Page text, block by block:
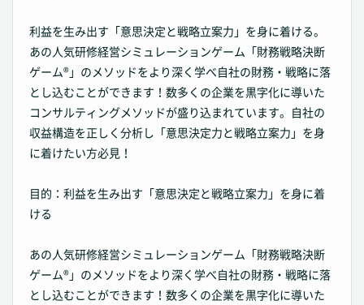
利益を生み出す「意思決定と戦略立案力」を身に着ける。
あの人気研修経営シミュレーションゲーム「財務戦略決断
ゲーム®」のメソッドをより深く学べ自社の財務・戦略に落
とし込むことができます！数多くの企業を黒字化に導いた
コンサルティングメソッドが盛り込まれています。自社の
収益構造を正しく分析し「意思決定力と戦略立案力」を身
に着けたい方必見！
目的：利益を生み出す「意思決定と戦略立案力」を身に着
ける
あの人気研修経営シミュレーションゲーム「財務戦略決断
ゲーム®」のメソッドをより深く学べ自社の財務・戦略に落
とし込むことができます！数多くの企業を黒字化に導いた